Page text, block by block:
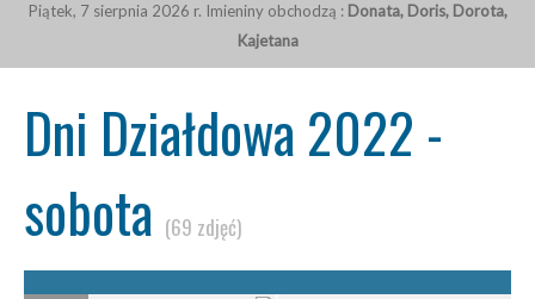
Piątek, 7 sierpnia 2026 r. Imieniny obchodzą : Donata, Doris, Dorota,
Kajetana
Dni Działdowa 2022 -
sobota (69 zdjęć)